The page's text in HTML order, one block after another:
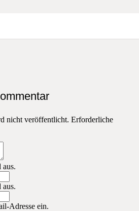
nicht veröffentlicht. Erforderliche
aus.
aus.
Adresse ein.